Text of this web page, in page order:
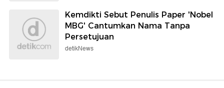
Kemdikti Sebut Penulis Paper 'Nobel
MBG' Cantumkan Nama Tanpa
Persetujuan
detikNews